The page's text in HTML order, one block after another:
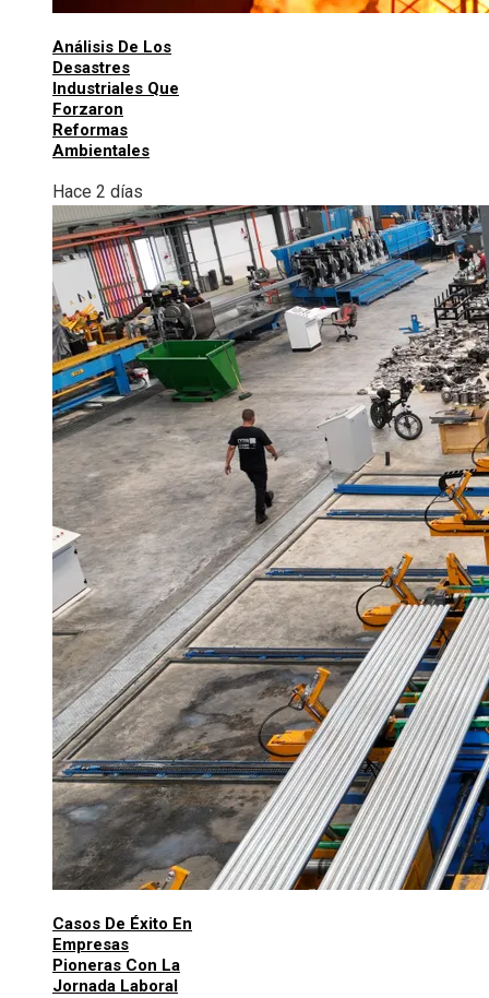
Análisis De Los
Desastres
Industriales Que
Forzaron
Reformas
Ambientales
Hace 2 días
Casos De Éxito En
Empresas
Pioneras Con La
Jornada Laboral